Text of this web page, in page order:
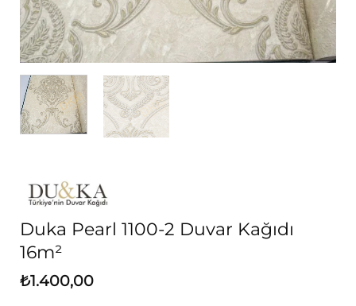
Duka Pearl 1100-2 Duvar Kağıdı
16m²
₺1.400,00